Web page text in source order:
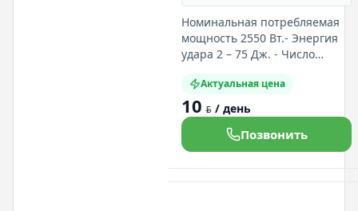
Номинальная потребляемая
мощность 2550 Вт.- Энергия
удара 2 – 75 Дж. - Число
оборотов – мин-1.-
Номинальное число оборотов
145 – 280 мин-1.- Вес без
кабеля 11 кг.- Патрон SDS-
max.- Диам. отверстия в
бетоне при сверлении
ударными сверлами 12 – 45
Актуальная цена
10 BYN / день
Позвонить